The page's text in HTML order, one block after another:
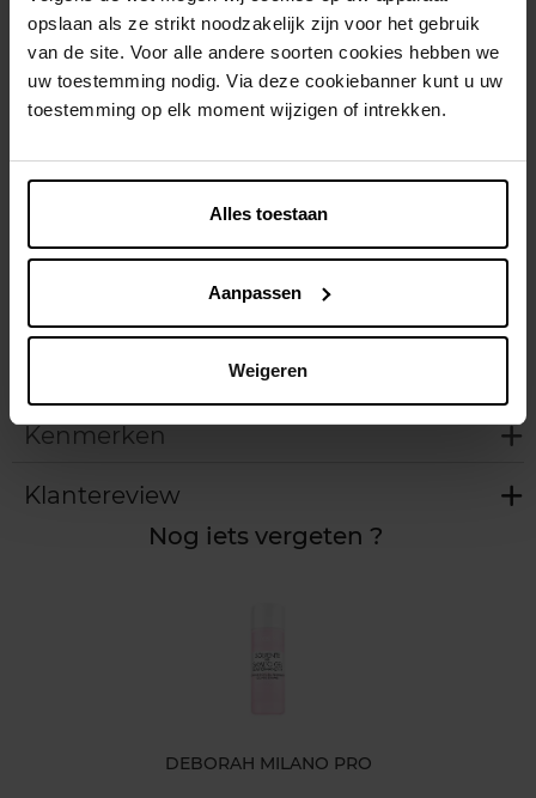
opslaan als ze strikt noodzakelijk zijn voor het gebruik
van de site. Voor alle andere soorten cookies hebben we
uw toestemming nodig. Via deze cookiebanner kunt u uw
toestemming op elk moment wijzigen of intrekken.
Alles toestaan
Aanpassen
Weigeren
Voorradig
In winkelmandje
Verzending binnen 24u
Kenmerken
Klantereview
Nog iets vergeten ?
DEBORAH MILANO PRO